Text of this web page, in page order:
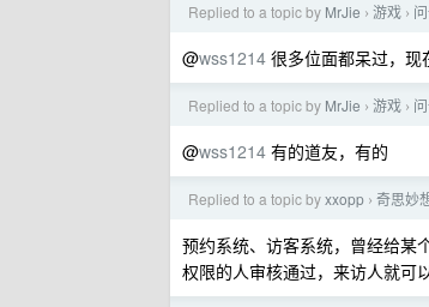
Replied to a topic by MrJie › 游戏 ›
@wss1214 很多位面都呆过，现
Replied to a topic by MrJie › 游戏 ›
@wss1214 有的道友，有的
Replied to a topic byxxopp › 奇思妙
预约系统、访客系统，曾经给某
权限的人审核通过，来访人就可